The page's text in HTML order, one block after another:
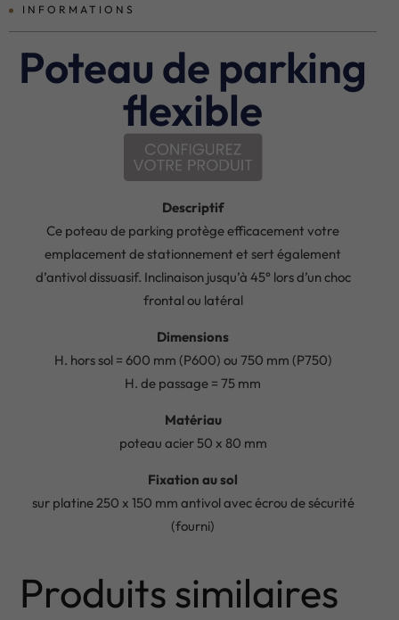
INFORMATIONS
Poteau de parking
flexible
Descriptif
Ce poteau de parking protège efficacement votre
emplacement de stationnement et sert également
d’antivol dissuasif. Inclinaison jusqu’à 45° lors d’un choc
frontal ou latéral
Dimensions
H. hors sol = 600 mm (P600) ou 750 mm (P750)
H. de passage = 75 mm
Matériau
poteau acier 50 x 80 mm
Fixation au sol
sur platine 250 x 150 mm antivol avec écrou de sécurité
(fourni)
Produits similaires